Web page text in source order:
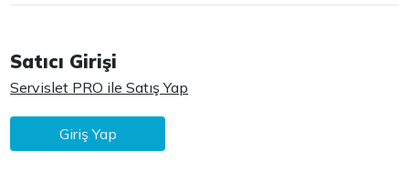
Satıcı Girişi
Servislet PRO ile Satış Yap
Giriş Yap